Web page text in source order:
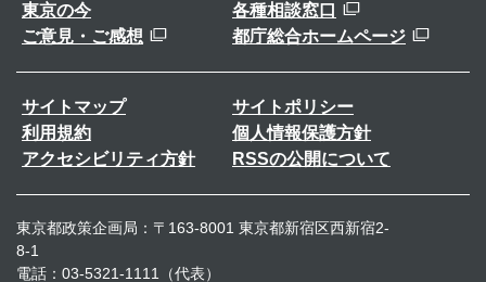
東京の今
各種相談窓口
ご意見・ご感想
都庁総合ホームページ
サイトマップ
サイトポリシー
利用規約
個人情報保護方針
アクセシビリティ方針
RSSの公開について
東京都政策企画局：〒163-8001 東京都新宿区西新宿2-
8-1
電話：03-5321-1111（代表）